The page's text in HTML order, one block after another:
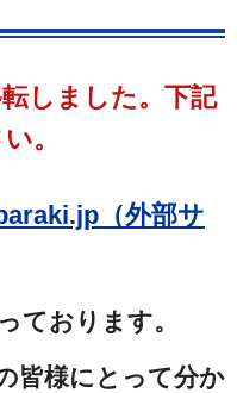
しました。下記
。
（外部サ
ております。
皆様にとって分か